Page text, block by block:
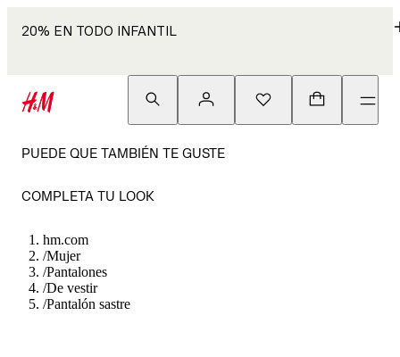
20% EN TODO INFANTIL
PUEDE QUE TAMBIÉN TE GUSTE
COMPLETA TU LOOK
hm.com
/Mujer
/Pantalones
/De vestir
/Pantalón sastre